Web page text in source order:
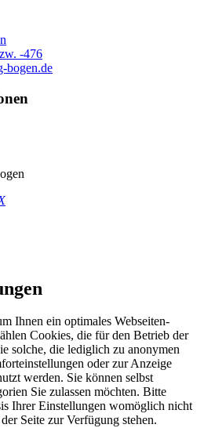
-476
bogen.de
Ihnen ein optimales Webseiten-
Cookies, die für den Betrieb der
solche, die lediglich zu anonymen
oder zur Anzeige
werden. Sie können selbst
Sie zulassen möchten. Bitte
Ihrer Einstellungen womöglich nicht
Seite zur Verfügung stehen.